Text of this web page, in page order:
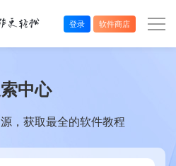
登录 软件商店
中心
，获取最全的软件教程